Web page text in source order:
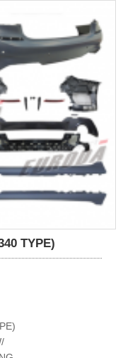
TYPE)